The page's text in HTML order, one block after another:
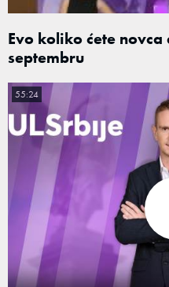
Evo koliko ćete
septembru
55:24